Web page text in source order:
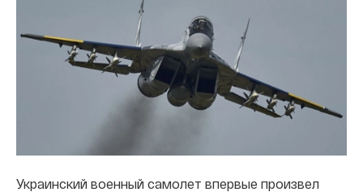
Украинский военный самолет впервые произвел